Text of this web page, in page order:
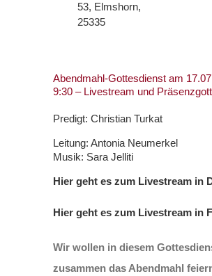
53, Elmshorn,
25335
Abendmahl-Gottesdienst am
9:30 – Livestream und
Predigt: Christian Turkat
Leitung: Antonia Neumerkel
Musik: Sara Jelliti
Hier geht es zum Livestream in
Hier geht es zum Livestream in
Wir wollen in diesem
zusammen das Abendmahl